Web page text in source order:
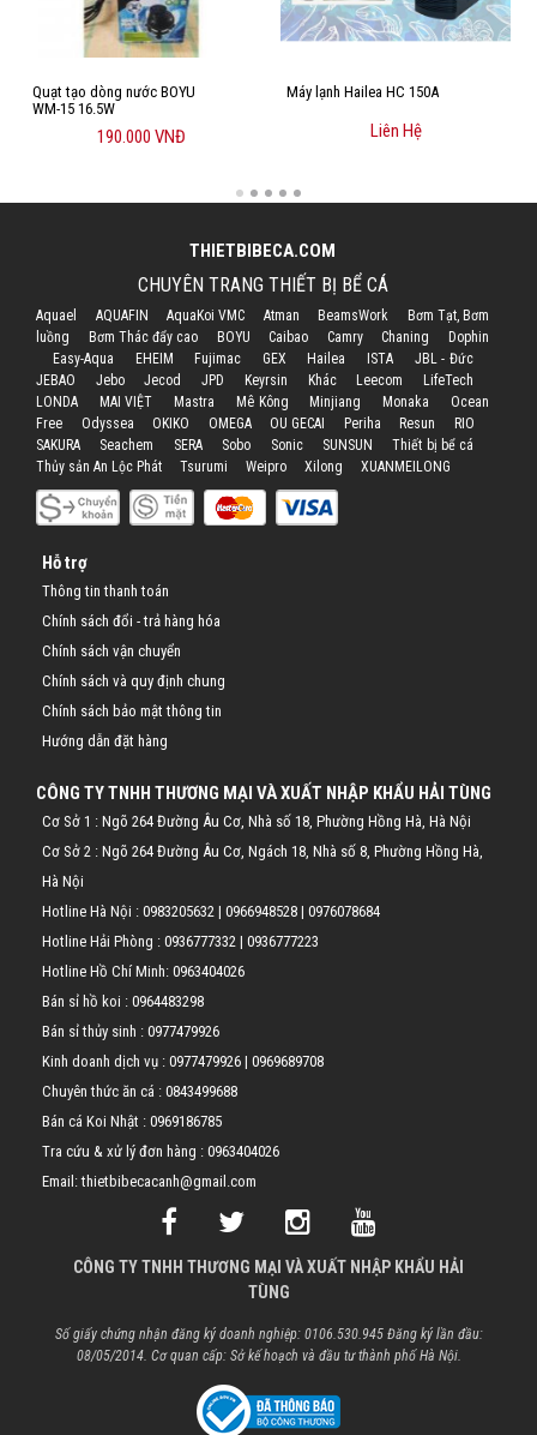
Quạt tạo dòng nước BOYU
WM-15 16.5W
190.000 VNĐ
Máy lạnh Hailea HC 150A
Liên Hệ
THIETBIBECA.COM
CHUYÊN TRANG THIẾT BỊ BỂ CÁ
Aquael AQUAFIN AquaKoi VMC Atman BeamsWork
Bơm Tạt, Bơm
luồng
Bơm Thác đẩy cao BOYU Caibao Camry Chaning
Dophin
Easy-Aqua
EHEIM Fujimac GEX Hailea ISTA
JBL - Đức
JEBAO
Jebo Jecod JPD Keyrsin Khác Leecom
LifeTech
LONDA
MAI VIỆT Mastra Mê Kông Minjiang Monaka
Ocean
Free
Odyssea OKIKO OMEGA OU GECAI Periha Resun
RIO
SAKURA
Seachem SERA Sobo Sonic SUNSUN
Thiết bị bể cá
Thủy sản An Lộc Phát
Tsurumi Weipro Xilong XUANMEILONG
Hỗ trợ
Thông tin thanh toán
Chính sách đổi - trả hàng hóa
Chính sách vận chuyển
Chính sách và quy định chung
Chính sách bảo mật thông tin
Hướng dẫn đặt hàng
CÔNG TY TNHH THƯƠNG MẠI VÀ XUẤT NHẬP KHẨU HẢI TÙNG
Cơ Sở 1 : Ngõ 264 Đường Âu Cơ, Nhà số 18, Phường Hồng Hà, Hà Nội
Cơ Sở 2 : Ngõ 264 Đường Âu Cơ, Ngách 18, Nhà số 8, Phường Hồng Hà,
Hà Nội
Hotline Hà Nội : 0983205632 | 0966948528 | 0976078684
Hotline Hải Phòng : 0936777332 | 0936777223
Hotline Hồ Chí Minh: 0963404026
Bán sỉ hồ koi : 0964483298
Bán sỉ thủy sinh : 0977479926
Kinh doanh dịch vụ : 0977479926 | 0969689708
Chuyên thức ăn cá : 0843499688
Bán cá Koi Nhật : 0969186785
Tra cứu & xử lý đơn hàng : 0963404026
Email: thietbibecacanh@gmail.com
CÔNG TY TNHH THƯƠNG MẠI VÀ XUẤT NHẬP KHẨU HẢI
TÙNG
Số giấy chứng nhận đăng ký doanh nghiệp: 0106.530.945 Đăng ký lần đầu:
08/05/2014. Cơ quan cấp: Sở kế hoạch và đầu tư thành phố Hà Nội.